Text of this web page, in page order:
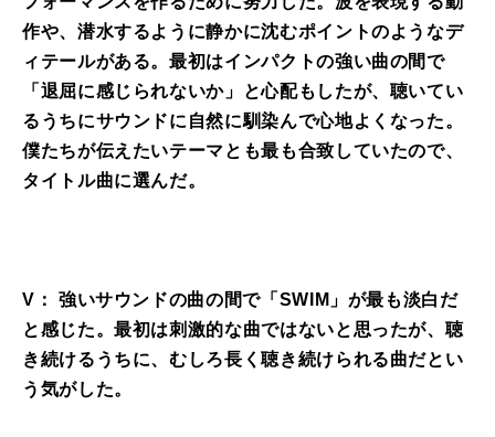
作や、潜水するように静かに沈むポイントのようなデ
ィテールがある。最初はインパクトの強い曲の間で
「退屈に感じられないか」と心配もしたが、聴いてい
るうちにサウンドに自然に馴染んで心地よくなった。
僕たちが伝えたいテーマとも最も合致していたので、
タイトル曲に選んだ。
V： 強いサウンドの曲の間で「SWIM」が最も淡白だ
と感じた。最初は刺激的な曲ではないと思ったが、聴
き続けるうちに、むしろ長く聴き続けられる曲だとい
う気がした。